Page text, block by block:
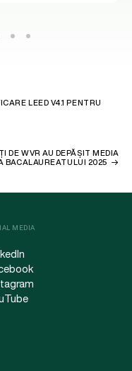
LEED V4.1 PENTRU
DE WVR AU DEPĂȘIT MEDIA
BACALAUREATULUI 2025
MEDIA